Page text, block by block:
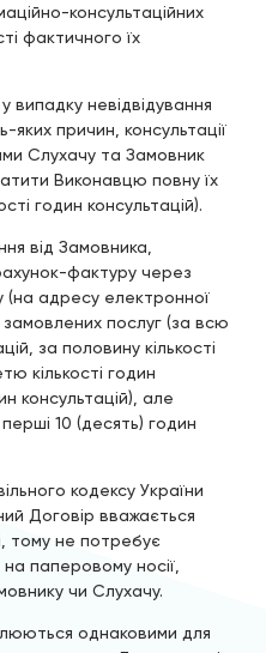
консультаційних
фактичного їх
невідвідування
яких причин, консультації
Слухачу та Замовник
Виконавцю повну їх
годин консультацій).
від Замовника,
фактуру через
(на адресу електронної
послуг (за всю
за половину кількості
кількості годин
консультацій), але
10 (десять) годин
кодексу України
Договір вважається
тому не потребує
паперовому носії,
чи Слухачу.
однаковими для